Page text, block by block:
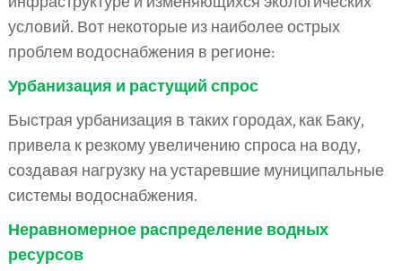
условий. Вот некоторые из наиболее острых
проблем водоснабжения в регионе:
Урбанизация и растущий спрос
Быстрая урбанизация в таких городах, как Баку,
привела к резкому увеличению спроса на воду,
создавая нагрузку на устаревшие муниципальные
системы водоснабжения.
Неравномерное распределение водных
ресурсов